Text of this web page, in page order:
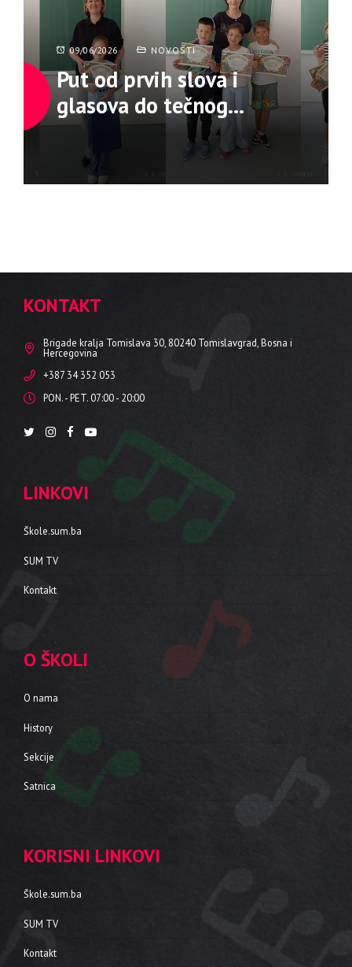
09/06/2026 NOVOSTI
Put od prvih slova i
glasova do tečnog
izražajnog čitanja
KONTAKT
Brigade kralja Tomislava 30, 80240 Tomislavgrad, Bosna i
Hercegovina
+387 34 352 053
PON. - PET. 07:00 - 20:00
LINKOVI
Škole.sum.ba
SUM TV
Kontakt
O ŠKOLI
O nama
History
Sekcije
Satnica
KORISNI LINKOVI
Škole.sum.ba
SUM TV
Kontakt